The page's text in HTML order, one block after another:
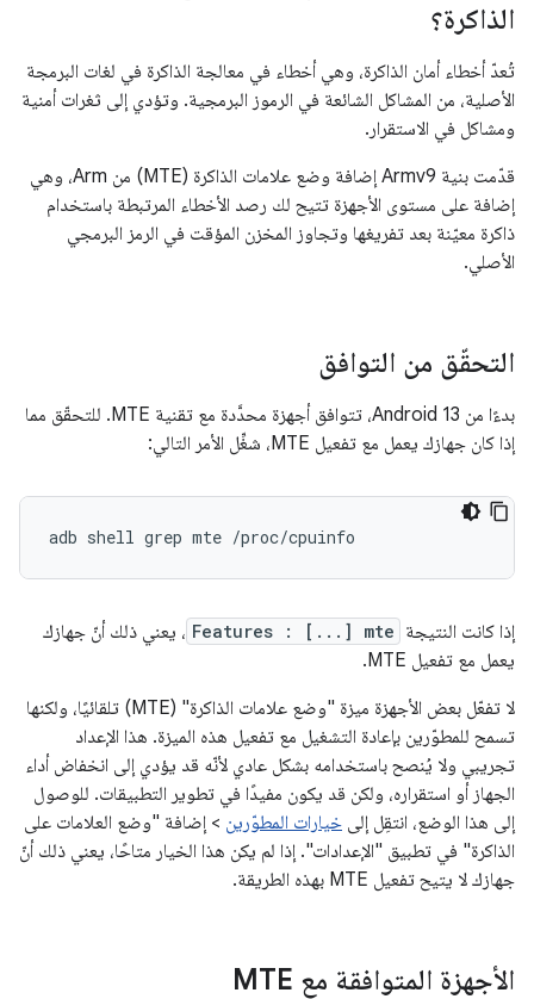
الذاكرة؟
تُعدّ أخطاء أمان الذاكرة، وهي أخطاء في معالجة الذاكرة في لغات البرمجة
الأصلية، من المشاكل الشائعة في الرموز البرمجية. وتؤدي إلى ثغرات أمنية
ومشاكل في الاستقرار.
قدّمت بنية Armv9 إضافة وضع علامات الذاكرة (MTE) من Arm، وهي
إضافة على مستوى الأجهزة تتيح لك رصد الأخطاء المرتبطة باستخدام
ذاكرة معيّنة بعد تفريغها وتجاوز المخزن المؤقت في الرمز البرمجي
الأصلي.
التحقّق من التوافق
بدءًا من Android 13، تتوافق أجهزة محدَّدة مع تقنية MTE. للتحقّق مما
إذا كان جهازك يعمل مع تفعيل MTE، شغِّل الأمر التالي:
adb shell grep mte
إذا كانت النتيجة Features : [...] mte ، يعني ذلك أنّ جهازك
يعمل مع تفعيل MTE.
لا تفعّل بعض الأجهزة ميزة "وضع علامات الذاكرة" (MTE) تلقائيًا، ولكنها
تسمح للمطوّرين بإعادة التشغيل مع تفعيل هذه الميزة. هذا الإعداد
تجريبي ولا يُنصح باستخدامه بشكل عادي لأنّه قد يؤدي إلى انخفاض أداء
الجهاز أو استقراره، ولكن قد يكون مفيدًا في تطوير التطبيقات. للوصول
إلى هذا الوضع، انتقِل إلى خيارات المطوّرين > إضافة "وضع العلامات على
الذاكرة" في تطبيق "الإعدادات". إذا لم يكن هذا الخيار متاحًا، يعني ذلك أنّ
جهازك لا يتيح تفعيل MTE بهذه الطريقة.
الأجهزة المتوافقة مع MTE